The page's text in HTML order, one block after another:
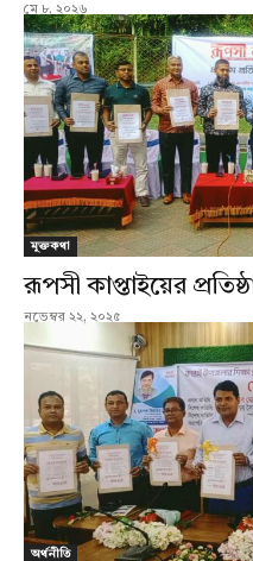
মে ৮, ২০২৬
মুক্তকথা
রূপসী কাপ্তাইয়ের
নভেম্বর ২২, ২০২৫
অর্থনীতি